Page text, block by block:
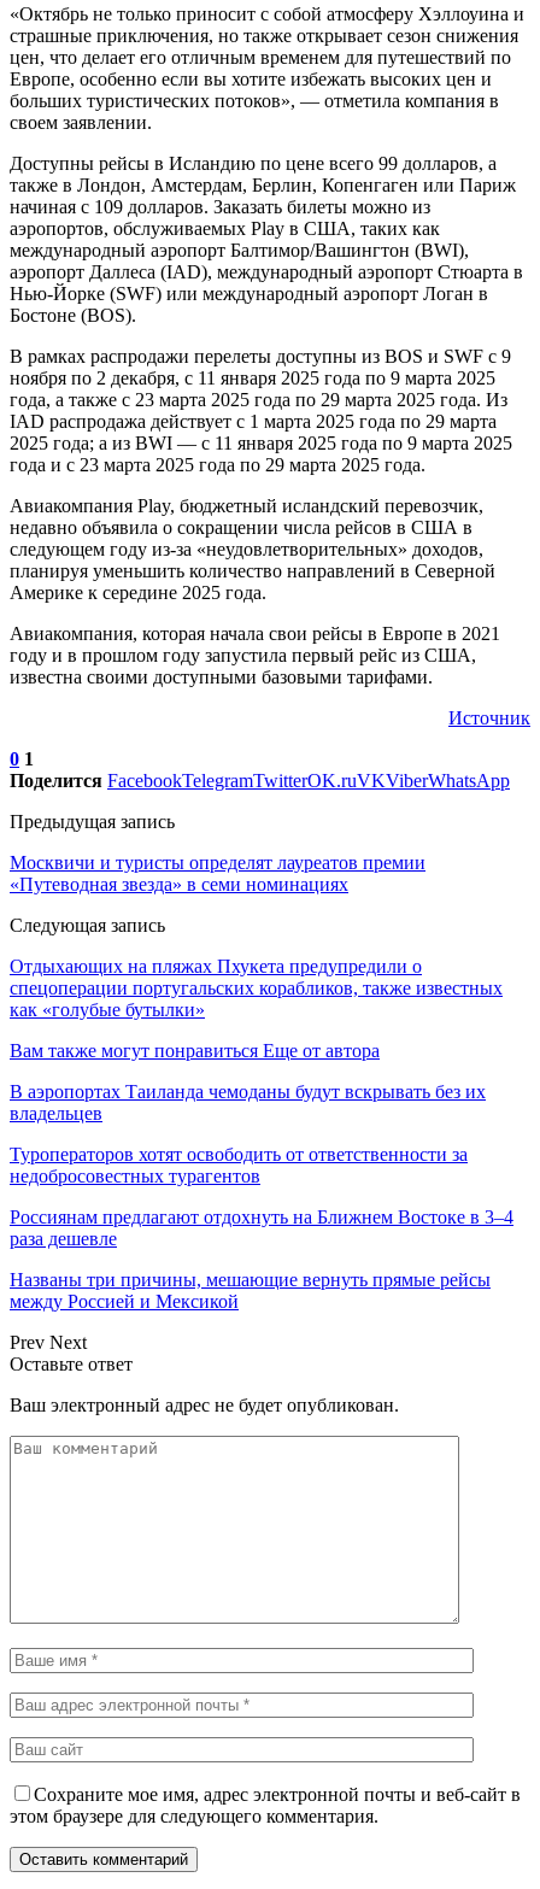
«Октябрь не только приносит с собой атмосферу Хэллоуина и
страшные приключения, но также открывает сезон снижения
цен, что делает его отличным временем для путешествий по
Европе, особенно если вы хотите избежать высоких цен и
больших туристических потоков», — отметила компания в
своем заявлении.
Доступны рейсы в Исландию по цене всего 99 долларов, а
также в Лондон, Амстердам, Берлин, Копенгаген или Париж
начиная с 109 долларов. Заказать билеты можно из
аэропортов, обслуживаемых Play в США, таких как
международный аэропорт Балтимор/Вашингтон (BWI),
аэропорт Даллеса (IAD), международный аэропорт Стюарта в
Нью-Йорке (SWF) или международный аэропорт Логан в
Бостоне (BOS).
В рамках распродажи перелеты доступны из BOS и SWF с 9
ноября по 2 декабря, с 11 января 2025 года по 9 марта 2025
года, а также с 23 марта 2025 года по 29 марта 2025 года. Из
IAD распродажа действует с 1 марта 2025 года по 29 марта
2025 года; а из BWI — с 11 января 2025 года по 9 марта 2025
года и с 23 марта 2025 года по 29 марта 2025 года.
Авиакомпания Play, бюджетный исландский перевозчик,
недавно объявила о сокращении числа рейсов в США в
следующем году из-за «неудовлетворительных» доходов,
планируя уменьшить количество направлений в Северной
Америке к середине 2025 года.
Авиакомпания, которая начала свои рейсы в Европе в 2021
году и в прошлом году запустила первый рейс из США,
известна своими доступными базовыми тарифами.
Источник
0 1
Поделится FacebookTelegramTwitterOK.ruVKViberWhatsApp
Предыдущая запись
Москвичи и туристы определят лауреатов премии
«Путеводная звезда» в семи номинациях
Следующая запись
Отдыхающих на пляжах Пхукета предупредили о
спецоперации португальских корабликов, также известных
как «голубые бутылки»
Вам также могут понравиться Еще от автора
В аэропортах Таиланда чемоданы будут вскрывать без их
владельцев
Туроператоров хотят освободить от ответственности за
недобросовестных турагентов
Россиянам предлагают отдохнуть на Ближнем Востоке в 3–4
раза дешевле
Названы три причины, мешающие вернуть прямые рейсы
между Россией и Мексикой
Prev Next
Оставьте ответ
Ваш электронный адрес не будет опубликован.
Сохраните мое имя, адрес электронной почты и веб-сайт в
этом браузере для следующего комментария.